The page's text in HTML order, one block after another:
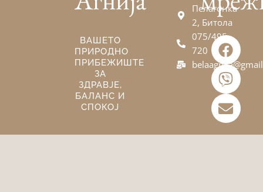
ВАШЕТО
ПРИРОДНО
ПРИБЕЖИШТЕ
ЗА
ЗДРАВЈЕ,
БАЛАНС И
СПОКОЈ
Пелагонка
2, Битола
075/495-
720
F
a
c
e
b
o
V
i
b
e
r
E
n
v
e
l
o